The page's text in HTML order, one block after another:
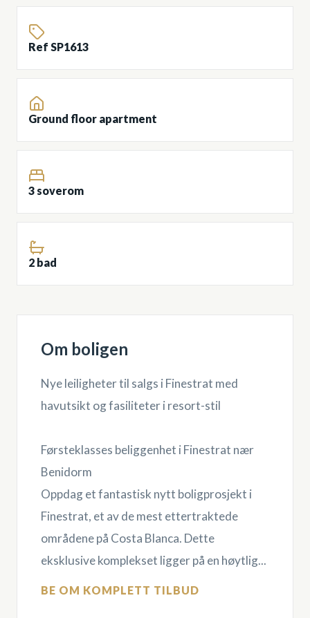
Ref SP1613
Ground floor apartment
3 soverom
2 bad
Om boligen
Nye leiligheter til salgs i Finestrat med
havutsikt og fasiliteter i resort-stil
Førsteklasses beliggenhet i Finestrat nær
Benidorm
Oppdag et fantastisk nytt boligprosjekt i
Finestrat, et av de mest ettertraktede
områdene på Costa Blanca. Dette
eksklusive komplekset ligger på en høytlig...
BE OM KOMPLETT TILBUD